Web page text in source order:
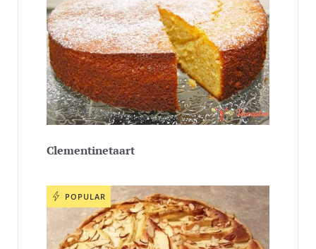
Clementinetaart
POPULAR